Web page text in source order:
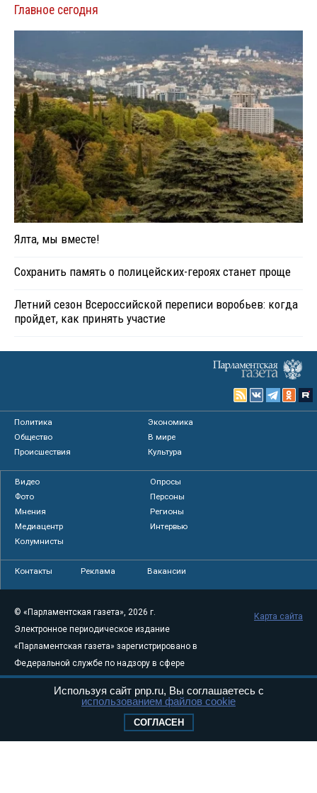
Главное сегодня
Ялта, мы вместе!
Сохранить память о полицейских-героях станет проще
Летний сезон Всероссийской переписи воробьев: когда
пройдет, как принять участие
Политика
Экономика
Общество
В мире
Происшествия
Культура
Видео
Опросы
Фото
Персоны
Мнения
Регионы
Медиацентр
Интервью
Колумнисты
Контакты Реклама Вакансии
© «Парламентская газета», 2026 г.
Электронное периодическое издание
«Парламентская газета» зарегистрировано в
Федеральной службе по надзору в сфере
связи, информационных технологий и
массовых коммуникаций (Роскомнадзор) 05
Свидетельство о регистрации Эл № ФС77-
Карта сайта
Используя сайт pnp.ru, Вы соглашаетесь с
использованием файлов cookie
СОГЛАСЕН